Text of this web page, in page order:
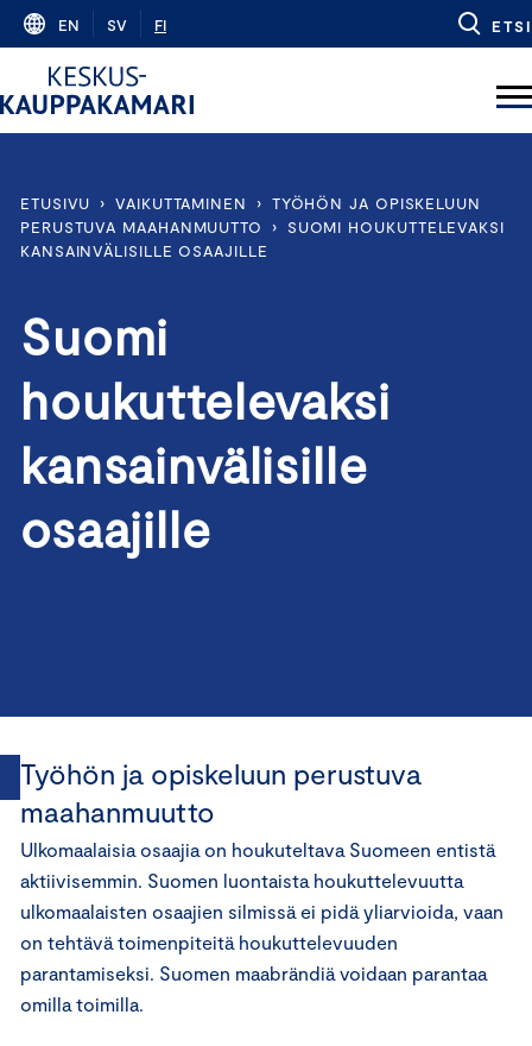
Skip
content
EN SV FI ETSI
ETUSIVU › VAIKUTTAMINEN › TYÖHÖN JA OPISKELUUN
PERUSTUVA MAAHANMUUTTO
›
SUOMI HOUKUTTELEVAKSI
KANSAINVÄLISILLE OSAAJILLE
Suomi
houkuttelevaksi
kansainvälisille
osaajille
Työhön ja opiskeluun perustuva
maahanmuutto
Ulkomaalaisia osaajia on houkuteltava Suomeen entistä
aktiivisemmin. Suomen luontaista houkuttelevuutta
ulkomaalaisten osaajien silmissä ei pidä yliarvioida, vaan
on tehtävä toimenpiteitä houkuttelevuuden
parantamiseksi. Suomen maabrändiä voidaan parantaa
omilla toimilla.